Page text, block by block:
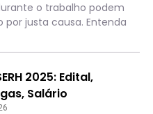
o trabalho podem
por justa causa. Entenda
2025: Edital,
Salário